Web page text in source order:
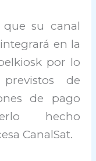
que su canal
en la
por lo
de
de pago
hecho
CanalSat.